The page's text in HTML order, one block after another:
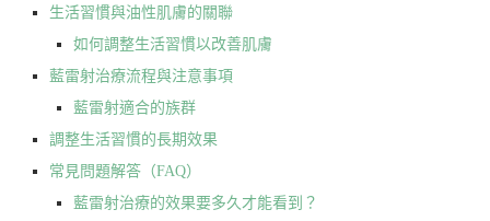
生活習慣與油性肌膚的關聯
如何調整生活習慣以改善肌膚
藍雷射治療流程與注意事項
藍雷射適合的族群
調整生活習慣的長期效果
常見問題解答（FAQ）
藍雷射治療的效果要多久才能看到？